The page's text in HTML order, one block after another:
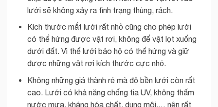
lưới sẽ không xảy ra tình trạng thủng, rách.
Kích thước mắt lưới rất nhỏ cũng cho phép lưới
có thể hứng được vật rơi, không để vật lọt xuống
dưới đất. Vì thế lưới bảo hộ có thể hứng và giữ
được những vật rơi kích thước cực nhỏ.
Không những giá thành rẻ mà độ bền lưới còn rất
cao. Lưới có khả năng chống tia UV, không thấm
nước mưa, kháng hóa chất, dung môi,… nên rất